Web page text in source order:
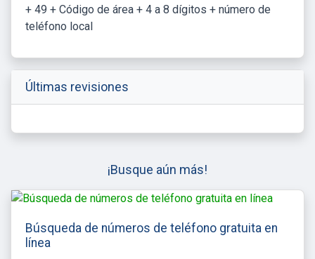
+ 49 + Código de área + 4 a 8 dígitos + número de
teléfono local
Últimas revisiones
¡Busque aún más!
Búsqueda de números de teléfono gratuita en
línea